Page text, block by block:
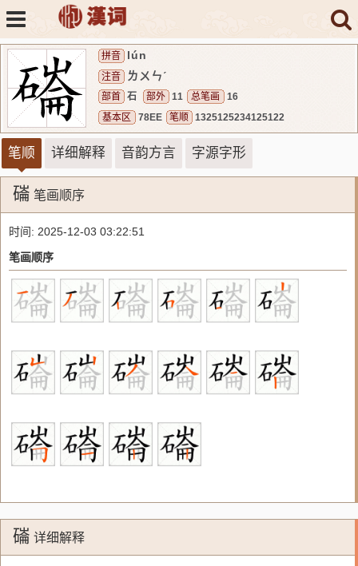
拼音 lún
注音 ㄌㄨㄣˊ
部首 石 部外 11 总笔画
16
基本区
78EE 笔顺 1325125234125122
笔顺 详细解释 音韵方言 字源字形
磮 笔画顺序
时间: 2025-12-03 03:22:51
笔画顺序
磮 详细解释